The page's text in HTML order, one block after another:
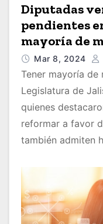
Diputadas
pendientes
mayoría de
Mar 8, 2024
Tener mayoría de
Legislatura de
quienes
reformar a favor
también admiten